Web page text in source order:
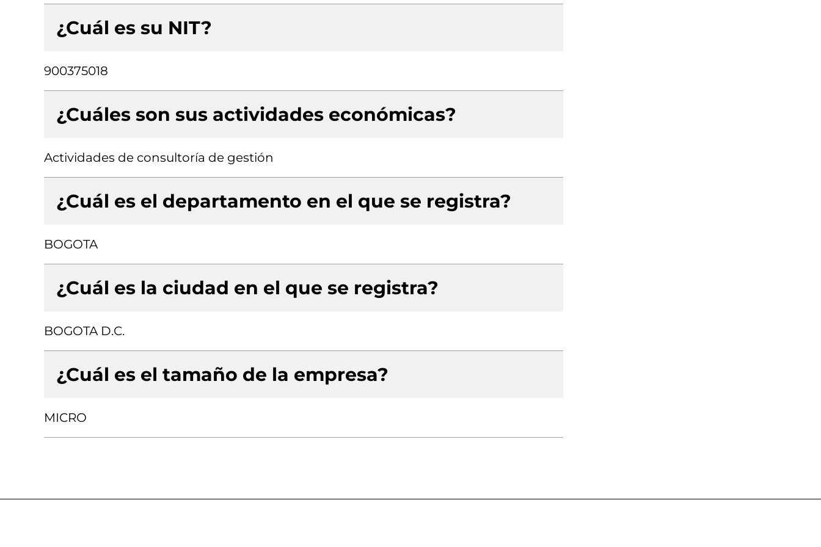
¿Cuál es su NIT?
900375018
¿Cuáles son sus actividades económicas?
Actividades de consultoría de gestión
¿Cuál es el departamento en el que se registra?
BOGOTA
¿Cuál es la ciudad en el que se registra?
BOGOTA D.C.
¿Cuál es el tamaño de la empresa?
MICRO